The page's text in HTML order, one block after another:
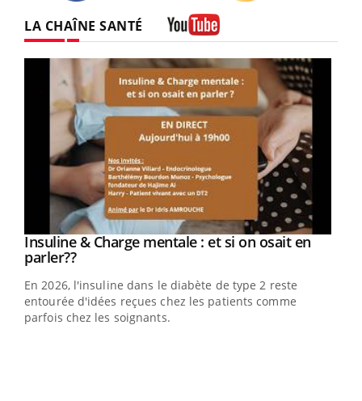
LA CHAÎNE SANTÉ
Youtube
Insuline & Charge mentale : et si on osait en
parler??Youtube
En 2026, l'insuline dans le diabète de type 2 reste
entourée d'idées reçues chez les patients comme
parfois chez les soignants.